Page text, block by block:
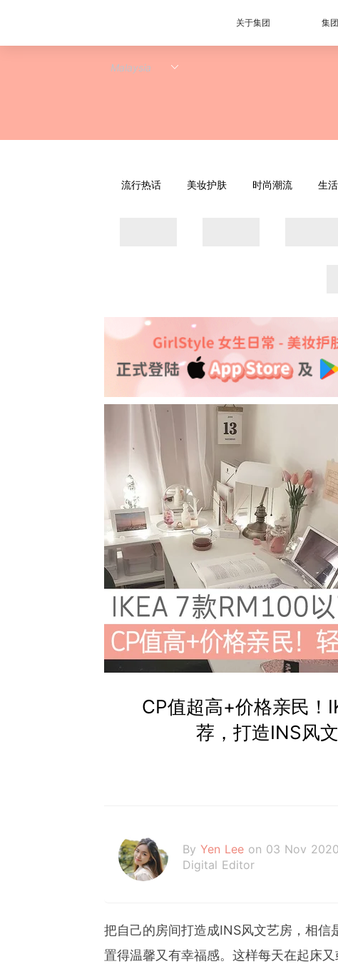
关于集团 集
流行热话 美妆护肤 时尚潮流 生活
CP值超高+价格亲民！
荐，打造INS风
By Yen Lee on 03 Nov 2020
Digital Editor
把自己的房间打造成INS风文艺房，相
置得温馨又有幸福感。这样每天在起床